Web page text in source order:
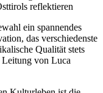
reflektieren
ein spannendes
das verschiedenste
Qualität stets
Leitung von Luca